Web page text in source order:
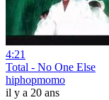
4:21
Total - No One Else
hiphopmomo
il y a 20 ans